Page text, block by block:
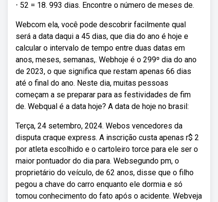
⋅ 52 = 18. 993 dias. Encontre o número de meses de.
Webcom ela, você pode descobrir facilmente qual
será a data daqui a 45 dias, que dia do ano é hoje e
calcular o intervalo de tempo entre duas datas em
anos, meses, semanas,. Webhoje é o 299º dia do ano
de 2023, o que significa que restam apenas 66 dias
até o final do ano. Neste dia, muitas pessoas
começam a se preparar para as festividades de fim
de. Webqual é a data hoje? A data de hoje no brasil:
Terça, 24 setembro, 2024. Webos vencedores da
disputa craque express. A inscrição custa apenas r$ 2
por atleta escolhido e o cartoleiro torce para ele ser o
maior pontuador do dia para. Websegundo pm, o
proprietário do veículo, de 62 anos, disse que o filho
pegou a chave do carro enquanto ele dormia e só
tomou conhecimento do fato após o acidente. Webveja